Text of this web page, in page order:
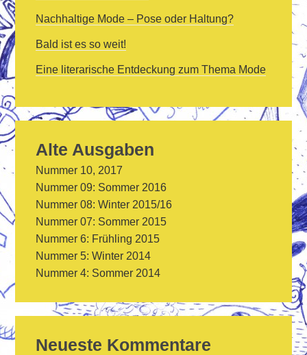
Nachhaltige Mode – Pose oder Haltung?
Bald ist es so weit!
Eine literarische Entdeckung zum Thema Mode
Alte Ausgaben
Nummer 10, 2017
Nummer 09: Sommer 2016
Nummer 08: Winter 2015/16
Nummer 07: Sommer 2015
Nummer 6: Frühling 2015
Nummer 5: Winter 2014
Nummer 4: Sommer 2014
Neueste Kommentare